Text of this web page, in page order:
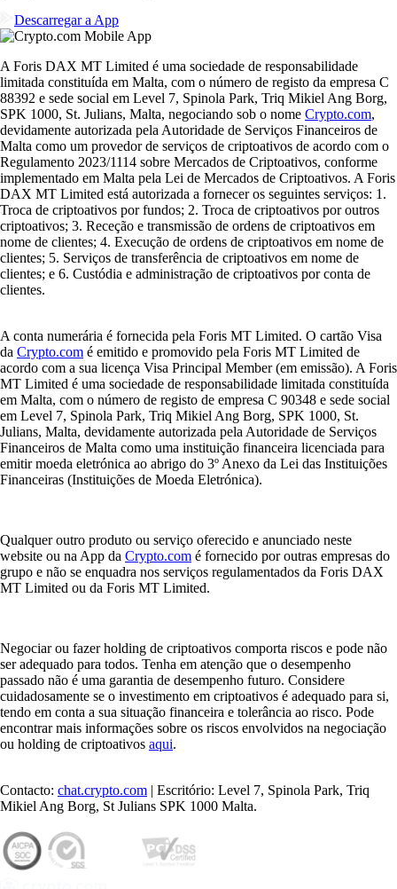
Descarregar a App
A Foris DAX MT Limited é uma sociedade de responsabilidade
limitada constituída em Malta, com o número de registo da empresa C
88392 e sede social em Level 7, Spinola Park, Triq Mikiel Ang Borg,
SPK 1000, St. Julians, Malta, negociando sob o nome Crypto.com,
devidamente autorizada pela Autoridade de Serviços Financeiros de
Malta como um provedor de serviços de criptoativos de acordo com o
Regulamento 2023/1114 sobre Mercados de Criptoativos, conforme
implementado em Malta pela Lei de Mercados de Criptoativos. A Foris
DAX MT Limited está autorizada a fornecer os seguintes serviços: 1.
Troca de criptoativos por fundos; 2. Troca de criptoativos por outros
criptoativos; 3. Receção e transmissão de ordens de criptoativos em
nome de clientes; 4. Execução de ordens de criptoativos em nome de
clientes; 5. Serviços de transferência de criptoativos em nome de
clientes; e 6. Custódia e administração de criptoativos por conta de
clientes.
A conta numerária é fornecida pela Foris MT Limited. O cartão Visa
da Crypto.com é emitido e promovido pela Foris MT Limited de
acordo com a sua licença Visa Principal Member (em emissão). A Foris
MT Limited é uma sociedade de responsabilidade limitada constituída
em Malta, com o número de registo de empresa C 90348 e sede social
em Level 7, Spinola Park, Triq Mikiel Ang Borg, SPK 1000, St.
Julians, Malta, devidamente autorizada pela Autoridade de Serviços
Financeiros de Malta como uma instituição financeira licenciada para
emitir moeda eletrónica ao abrigo do 3º Anexo da Lei das Instituições
Financeiras (Instituições de Moeda Eletrónica).
Qualquer outro produto ou serviço oferecido e anunciado neste
website ou na App da Crypto.com é fornecido por outras empresas do
grupo e não se enquadra nos serviços regulamentados da Foris DAX
MT Limited ou da Foris MT Limited.
Negociar ou fazer holding de criptoativos comporta riscos e pode não
ser adequado para todos. Tenha em atenção que o desempenho
passado não é uma garantia de desempenho futuro. Considere
cuidadosamente se o investimento em criptoativos é adequado para si,
tendo em conta a sua situação financeira e tolerância ao risco. Pode
encontrar mais informações sobre os riscos envolvidos na negociação
ou holding de criptoativos aqui.
Contacto: chat.crypto.com | Escritório: Level 7, Spinola Park, Triq
Mikiel Ang Borg, St Julians SPK 1000 Malta.